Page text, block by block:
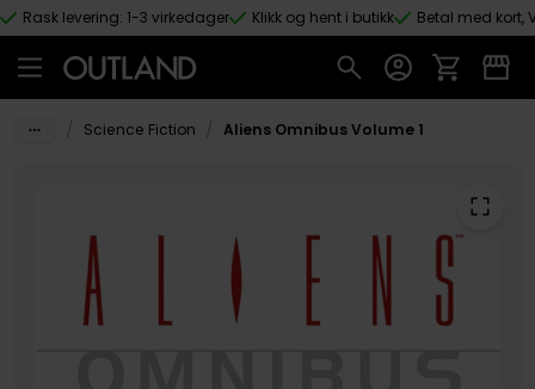
Hopp til hovedinnhold
Rask levering: 1-3 virkedager Klikk og hent i butikk Betal med kort,
Science Fiction Aliens Omnibus Volume 1